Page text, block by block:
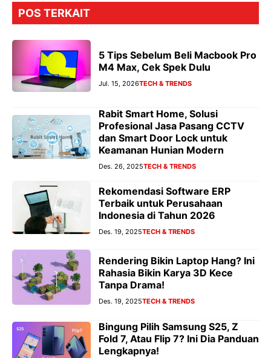
POS TERKAIT
5 Tips Sebelum Beli Macbook Pro
M4 Max, Cek Spek Dulu
Jul. 15, 2026TECH & TRENDS
Rabit Smart Home, Solusi
Profesional Jasa Pasang CCTV
dan Smart Door Lock untuk
Keamanan Hunian Modern
Des. 26, 2025TECH & TRENDS
Rekomendasi Software ERP
Terbaik untuk Perusahaan
Indonesia di Tahun 2026
Des. 19, 2025TECH & TRENDS
Rendering Bikin Laptop Hang? Ini
Rahasia Bikin Karya 3D Kece
Tanpa Drama!
Des. 19, 2025TECH & TRENDS
Bingung Pilih Samsung S25, Z
Fold 7, Atau Flip 7? Ini Dia Panduan
Lengkapnya!